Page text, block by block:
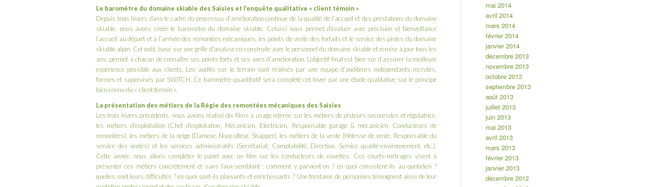
Le baromètre du domaine skiable des Saisies et l’enquête qualitative « client témoin »
Depuis trois hivers dans le cadre du processus d’amélioration continue de la qualité de l’accueil et des prestations du domaine
skiable, nous avons créée le baromètre du domaine skiable. Celui-ci nous permet d’évaluer avec précision et bienveillance
l’accueil au départ et à l’arrivée des remontées mécaniques, les points de vente des forfaits et le service des pistes du domaine
skiable alpin. Cet outil, basé sur une grille d’analyse co-construite avec le personnel du domaine skiable et remise à jour tous les
ans, permet à chacun de connaître ses points forts et ses axes d’amélioration. L’objectif final est bien sûr d’assurer la meilleure
expérience possible aux clients. Les audits sur le terrain sont réalisés par une équipe d’auditeurs indépendants recrutés,
formés et supervisés par SWiTCH. Ce baromètre quantitatif sera complété cet hiver par une étude qualitative sur le principe
bien connu du « client témoin ».
La présentation des métiers de la Régie des remontées mécaniques des Saisies
Les trois hivers précédents, nous avions réalisé dix films à usage interne sur les métiers de pisteurs-secouristes et régulatrice,
les métiers d’exploitation (Chef d’exploitation, Mécanicien, Electricien, Responsable garage & mécanicien, Conducteurs de
remontées), les métiers de la neige (Dameur, Nivoculteur, Shapper), les métiers de la vente (Hôtesse de vente, Responsable du
service des ventes) et les services administratifs (Secrétariat, Comptabilité, Direction, Service qualité-environnement, etc.).
Cette année, nous allons compléter le panel avec un film sur les conducteurs de navettes. Ces courts-métrages visent à
présenter ces métiers concrètement et sans faux-semblant : comment y parvient-on ? en quoi consistent-ils au quotidien ?
quelles sont leurs difficultés ? en quoi sont-ils plaisants et enrichissants ? Une trentaine de personnes témoignent ainsi de leur
mai 2014
avril 2014
mars 2014
février 2014
janvier 2014
décembre 2013
novembre 2013
octobre 2013
septembre 2013
août 2013
juillet 2013
juin 2013
mai 2013
avril 2013
mars 2013
février 2013
janvier 2013
décembre 2012